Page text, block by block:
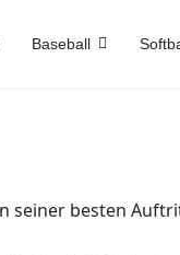
Baseball